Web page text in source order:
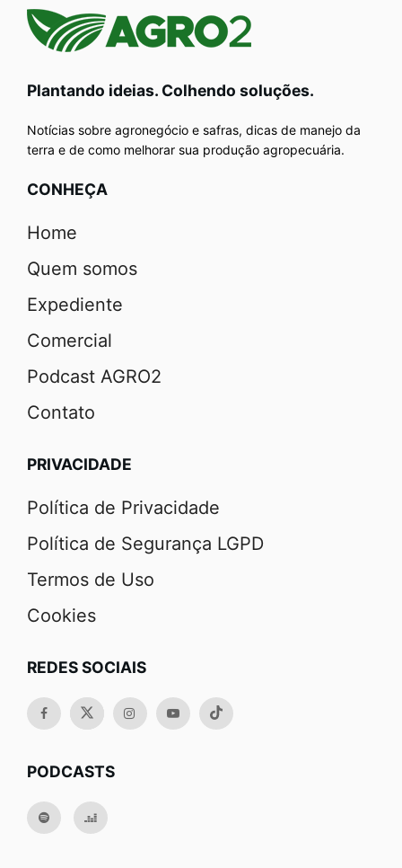
Plantando ideias. Colhendo soluções.
Notícias sobre agronegócio e safras, dicas de manejo da
terra e de como melhorar sua produção agropecuária.
CONHEÇA
Home
Quem somos
Expediente
Comercial
Podcast AGRO2
Contato
PRIVACIDADE
Política de Privacidade
Política de Segurança LGPD
Termos de Uso
Cookies
REDES SOCIAIS
PODCASTS